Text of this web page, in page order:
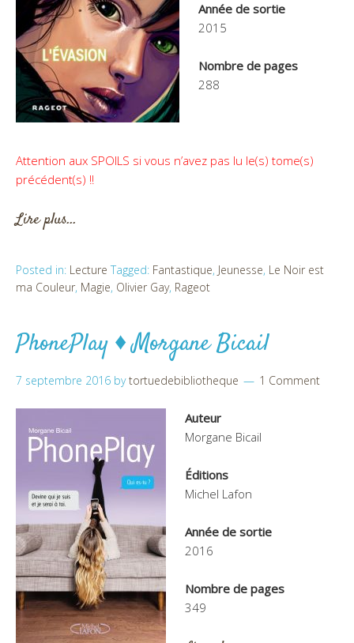
Année de sortie
2015
Nombre de pages
288
Attention aux SPOILS si vous n’avez pas lu le(s) tome(s)
précédent(s) !!
Lire plus…
Posted in: Lecture Tagged: Fantastique, Jeunesse, Le Noir est
ma Couleur, Magie, Olivier Gay, Rageot
PhonePlay ♦ Morgane Bicail
7 septembre 2016 bytortuedebibliotheque 1 Comment
Auteur
Morgane Bicail
Éditions
Michel Lafon
Année de sortie
2016
Nombre de pages
349